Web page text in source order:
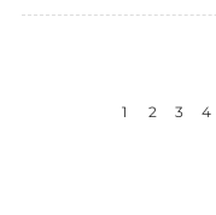
1 2 3 4